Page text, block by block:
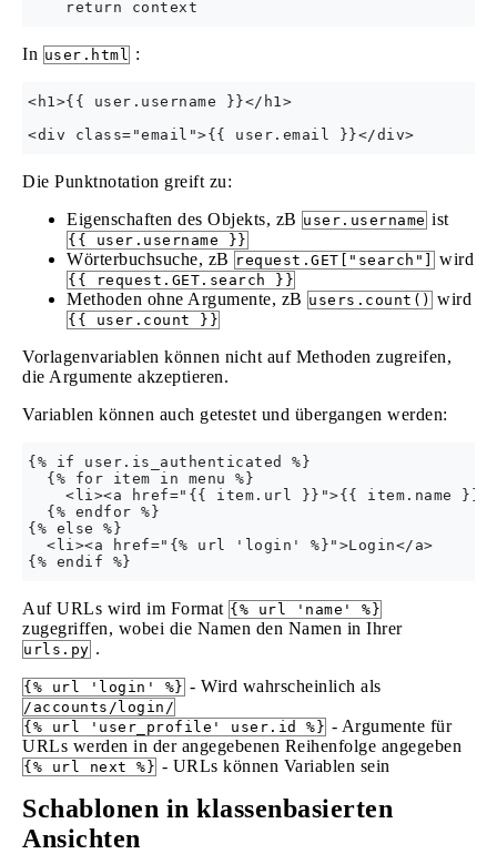
In user.html :
<h1>{{ user.username }}</h1>
Die Punktnotation greift zu:
Eigenschaften des Objekts, zB user.username ist
{{ user.username }}
Wörterbuchsuche, zB request.GET["search"] wird
{{ request.GET.search }}
Methoden ohne Argumente, zB users.count() wird
{{ user.count }}
Vorlagenvariablen können nicht auf Methoden zugreifen,
die Argumente akzeptieren.
Variablen können auch getestet und übergangen werden:
{% if user.is_authenticated %}
  {% for item in menu %}
<li><a href="{{ item.url }}">{{ item.name
  {% endfor %}
{% else %}
  <li><a href="{% url 'login' %}">Login</a>
Auf URLs wird im Format {% url 'name' %}
zugegriffen, wobei die Namen den Namen in Ihrer
urls.py .
{% url 'login' %} - Wird wahrscheinlich als
/accounts/login/
{% url 'user_profile' user.id %} - Argumente für
URLs werden in der angegebenen Reihenfolge angegeben
{% url next %} - URLs können Variablen sein
Schablonen in klassenbasierten
Ansichten